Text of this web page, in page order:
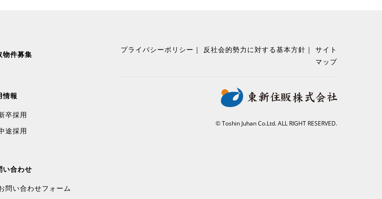
物件募集
情報
卒採用
途採用
い合わせ
問い合わせフォーム
プライバシーポリシー 反社会的勢力に対する基本方針
サイト
マップ
© Toshin Juhan Co.Ltd. ALL RIGHT RESERVED.